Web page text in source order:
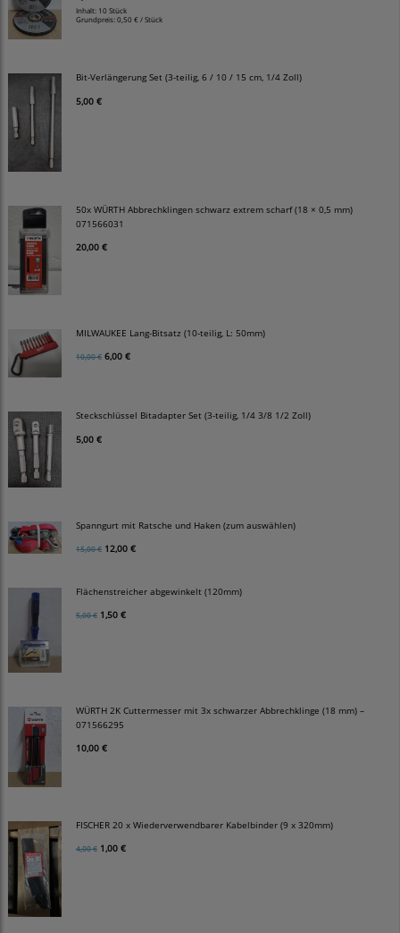
Inhalt: 10 Stück
Grundpreis:0,50 € / Stück
Bit-Verlängerung Set (3-teilig, 6 / 10 / 15 cm, 1/4 Zoll)
5,00 €
50x WÜRTH Abbrechklingen schwarz extrem scharf (18 × 0,5 mm)
071566031
20,00 €
MILWAUKEE Lang-Bitsatz (10-teilig, L: 50mm)
10,00 € 6,00 €
Steckschlüssel Bitadapter Set (3-teilig, 1/4 3/8 1/2 Zoll)
5,00 €
Spanngurt mit Ratsche und Haken (zum auswählen)
15,00 € 12,00 €
Flächenstreicher abgewinkelt (120mm)
5,00 € 1,50 €
WÜRTH 2K Cuttermesser mit 3x schwarzer Abbrechklinge (18 mm) –
071566295
10,00 €
FISCHER 20 x Wiederverwendbarer Kabelbinder (9 x 320mm)
4,00 € 1,00 €